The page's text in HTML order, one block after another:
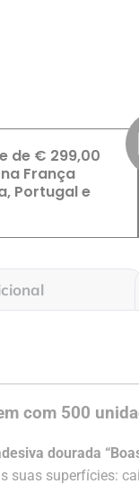
de € 299,00
França
Portugal e
com 500
dourada
suas superfícies: